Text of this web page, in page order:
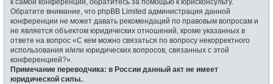
Обратите внимание, что phpBB Limited администрация данной
конференции не может давать рекомендаций по правовым вопросам и
не является объектом юридических отношений, кроме указанных в
ответе на вопрос «С кем можно связаться по вопросу некорректного
использования и/или юридических вопросов, связанных с этой
конференцией?».
Примечание переводчика: в России данный акт не имеет
юридической силы.